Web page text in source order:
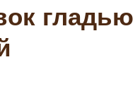
гладью